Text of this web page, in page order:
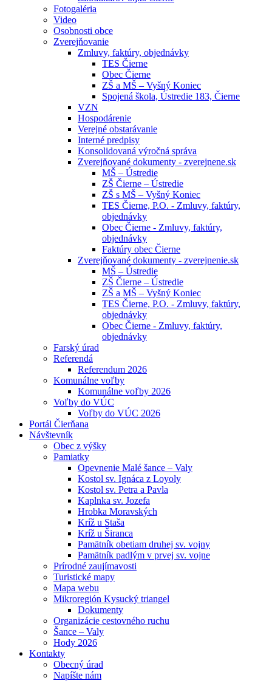
Fotogaléria
Video
Osobnosti obce
Zverejňovanie
Zmluvy, faktúry, objednávky
TES Čierne
Obec Čierne
ZŠ a MŠ – Vyšný Koniec
Spojená škola, Ústredie 183, Čierne
VZN
Hospodárenie
Verejné obstarávanie
Interné predpisy
Konsolidovaná výročná správa
Zverejňované dokumenty - zverejnene.sk
MŠ – Ústredie
ZŠ Čierne – Ústredie
ZŠ s MŠ – Vyšný Koniec
TES Čierne, P.O. - Zmluvy, faktúry,
objednávky
Obec Čierne - Zmluvy, faktúry,
objednávky
Faktúry obec Čierne
Zverejňované dokumenty - zverejnenie.sk
MŠ – Ústredie
ZŠ Čierne – Ústredie
ZŠ a MŠ – Vyšný Koniec
TES Čierne, P.O. - Zmluvy, faktúry,
objednávky
Obec Čierne - Zmluvy, faktúry,
objednávky
Farský úrad
Referendá
Referendum 2026
Komunálne voľby
Komunálne voľby 2026
Voľby do VÚC
Voľby do VÚC 2026
Portál Čierňana
Návštevník
Obec z výšky
Pamiatky
Opevnenie Malé šance – Valy
Kostol sv. Ignáca z Loyoly
Kostol sv. Petra a Pavla
Kaplnka sv. Jozefa
Hrobka Moravských
Kríž u Staša
Kríž u Širanca
Pamätník obetiam druhej sv. vojny
Pamätník padlým v prvej sv. vojne
Prírodné zaujímavosti
Turistické mapy
Mapa webu
Mikroregión Kysucký triangel
Dokumenty
Organizácie cestovného ruchu
Šance – Valy
Hody 2026
Kontakty
Obecný úrad
Napíšte nám